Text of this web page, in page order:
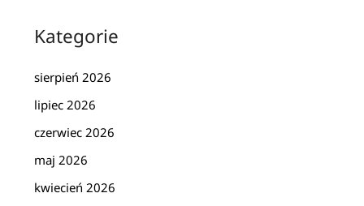
Kategorie
sierpień 2026
lipiec 2026
czerwiec 2026
maj 2026
kwiecień 2026